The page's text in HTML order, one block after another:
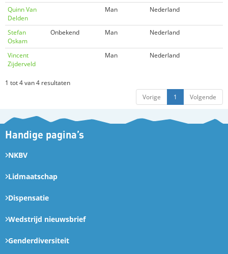
Quinn Van
Delden
Man Nederland
Stefan
Oskam
Onbekend Man Nederland
Vincent
Zijderveld
Man Nederland
1 tot 4 van 4 resultaten
Vorige
1 Volgende
Handige pagina’s
NKBV
Lidmaatschap
Dispensatie
Wedstrijd nieuwsbrief
Genderdiversiteit